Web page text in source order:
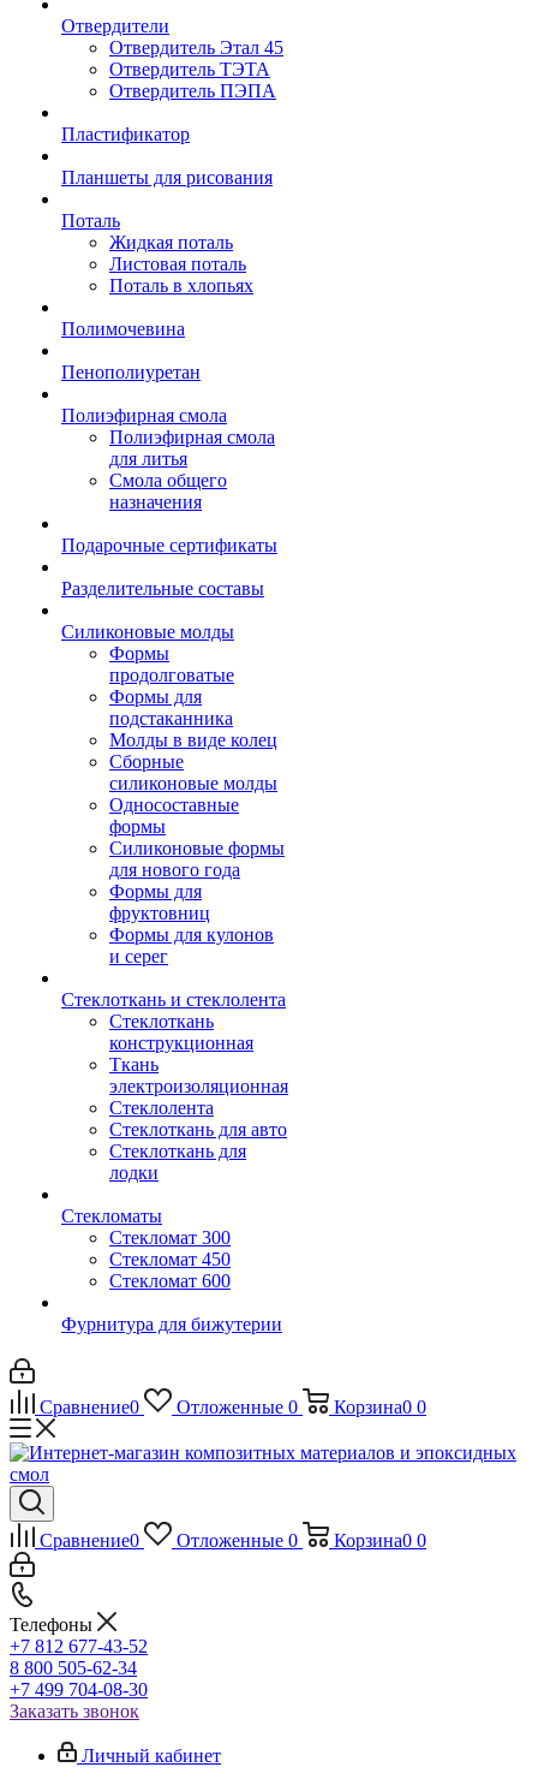
Отвердители
Отвердитель Этал 45
Отвердитель ТЭТА
Отвердитель ПЭПА
Пластификатор
Планшеты для рисования
Поталь
Жидкая поталь
Листовая поталь
Поталь в хлопьях
Полимочевина
Пенополиуретан
Полиэфирная смола
Полиэфирная смола
для литья
Смола общего
назначения
Подарочные сертификаты
Разделительные составы
Силиконовые молды
Формы
продолговатые
Формы для
подстаканника
Молды в виде колец
Сборные
силиконовые молды
Односоставные
формы
Силиконовые формы
для нового года
Формы для
фруктовниц
Формы для кулонов
и серег
Стеклоткань и стеклолента
Стеклоткань
конструкционная
Ткань
электроизоляционная
Стеклолента
Стеклоткань для авто
Стеклоткань для
лодки
Стекломаты
Стекломат 300
Стекломат 450
Стекломат 600
Фурнитура для бижутерии
Сравнение0 Отложенные 0 Корзина0 0
Сравнение0 Отложенные 0 Корзина0 0
Телефоны
+7 812 677-43-52
8 800 505-62-34
+7 499 704-08-30
Заказать звонок
Личный кабинет